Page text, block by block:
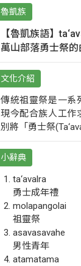
魯凱族
【魯凱族語】
萬山部落勇士祭的
文化介紹
傳統祖靈祭是一系
現今配合族人工作
別將「勇士祭
小辭典
ta‘avalra
勇士成年禮
molapangolai
祖靈祭
asavasavahe
男性青年
atamatama